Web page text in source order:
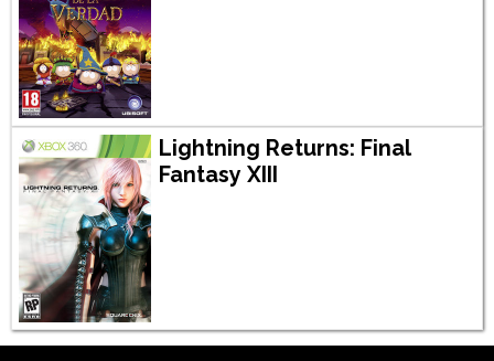
Lightning Returns: Final
Fantasy XIII